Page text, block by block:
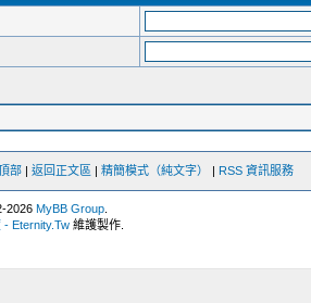
部 |返回正文區 |精簡模式（純文字） | RSS 資訊服務
2026MyBB Group
- Eternity.Tw 維護製作.